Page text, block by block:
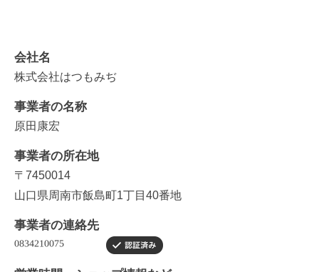
会社名
株式会社はつもみぢ
事業者の名称
原田康宏
事業者の所在地
〒7450014
山口県周南市飯島町1丁目40番地
事業者の連絡先